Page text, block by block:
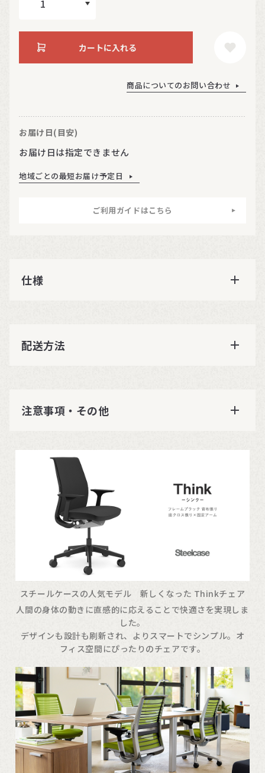
カートに入れる
商品についてのお問い合わせ
お届け日(目安)
お届け日は指定できません
地域ごとの最短お届け予定日
ご利用ガイドはこちら
仕様
配送方法
注意事項・その他
スチールケースの人気モデル 新しくなった Thinkチェア
人間の身体の動きに直感的に応えることで快適さを実現しま
した。
デザインも設計も刷新され、よりスマートでシンプル。オ
フィス空間にぴったりのチェアです。